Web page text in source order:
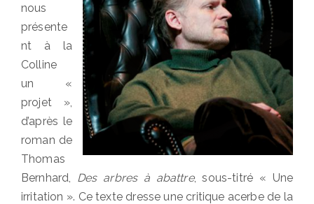
nous
présente
nt à la
Colline
un «
projet »,
d’après le
roman de
Thomas
Bernhard, Des arbres à abattre, sous-titré « Une
irritation ». Ce texte dresse une critique acerbe de la